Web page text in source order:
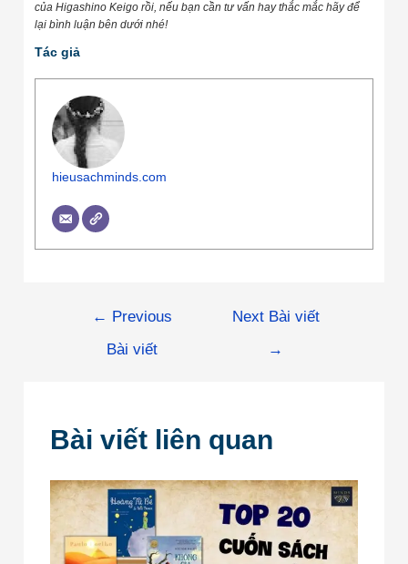
của Higashino Keigo rồi, nếu bạn cần tư vấn hay thắc mắc hãy để
lại bình luận bên dưới nhé!
Tác giả
hieusachminds.com
← Previous
Bài viết
Next Bài viết
→
Bài viết liên quan